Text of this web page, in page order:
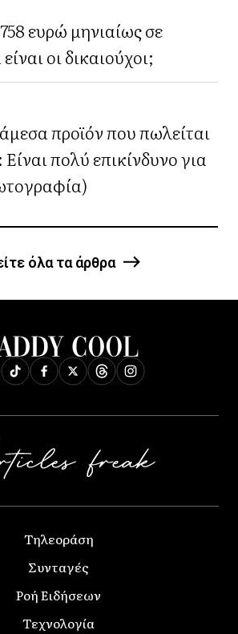
ευρώ μηνιαίως σε
οι δικαιούχοι;
προϊόν που πωλείται
πολύ επικίνδυνο για
όλα τα άρθρα
Τηλεοράση
Συνταγές
Ροή Ειδήσεων
Τεχνολογία